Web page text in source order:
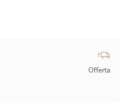
Offerta